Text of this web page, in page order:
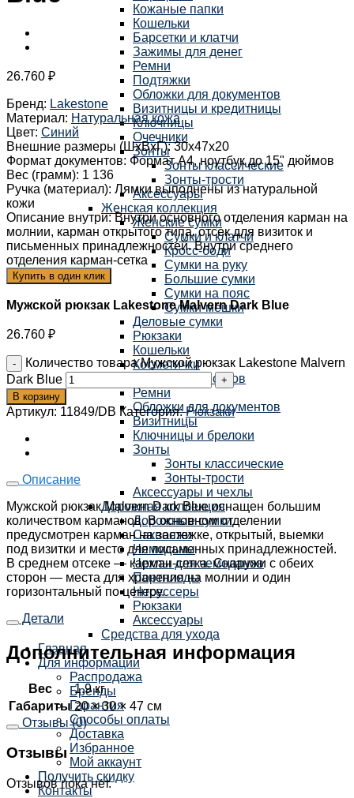
Кожаные папки
Кошельки
Барсетки и клатчи
Зажимы для денег
Ремни
Подтяжки
Обложки для документов
Визитницы и кредитницы
Ключницы
Очечники
Зонты
Зонты классические
Зонты-трости
Аксессуары
Женская коллекция
Женские сумки
Сумки и клатчи
Кросс-боди
Сумки на руку
Большие сумки
Сумки на пояс
Сумки-мешки
Деловые сумки
Рюкзаки
Кошельки
Косметички
Футляры для очков
Ремни
Обложки для документов
Визитницы
Ключницы и брелоки
Зонты
Зонты классические
Зонты-трости
Аксессуары и чехлы
Дорожная коллекция
Дорожные сумки
Саквояжи
Чемоданы
Чехлы для чемоданов
Портпледы
Несессеры
Рюкзаки
Аксессуары
Средства для ухода
Главная
Для информации
Распродажа
Бренды
Гарантия
Способы оплаты
Доставка
Избранное
Мой аккаунт
Получить скидку
Контакты
26.760 ₽
Бренд: Lakestone
Материал: Натуральная кожа
Цвет: Синий
Внешние размеры (ШхВхГ):30х47х20
Формат документов: Формат А4, ноутбук до 15" дюймов
Вес (грамм): 1 136
Ручка (материал): Лямки выполнены из натуральной
кожи
Описание внутри:Внутри основного отделения карман на
молнии, карман открытого типа, отсек для визиток и
письменных принадлежностей. Внутри среднего
отделения карман-сетка
Купить в один клик
Мужской рюкзак Lakestone Malvern Dark Blue
26.760 ₽
Количество товара Мужской рюкзак Lakestone Malvern
Dark Blue
В корзину
Артикул: 11849/DB Категория:Рюкзаки
Описание
Мужской рюкзак Malvern Dark Blue оснащен большим
количеством карманов. В основном отделении
предусмотрен карман на застежке, открытый, выемки
под визитки и место для письменных принадлежностей.
В среднем отсеке — карман-сетка. Снаружи с обеих
сторон — места для хранения на молнии и один
горизонтальный по центру.
Детали
Дополнительная информация
Вес
1.9 кг
Габариты 20 × 30 × 47 см
Отзывы (0)
Отзывы
Отзывов пока нет.